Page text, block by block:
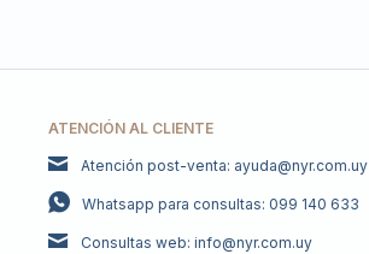
ATENCIÓN AL CLIENTE
Atención post-venta: ayuda@nyr.com.uy
Whatsapp para consultas: 099 140 633
Consultas web: info@nyr.com.uy